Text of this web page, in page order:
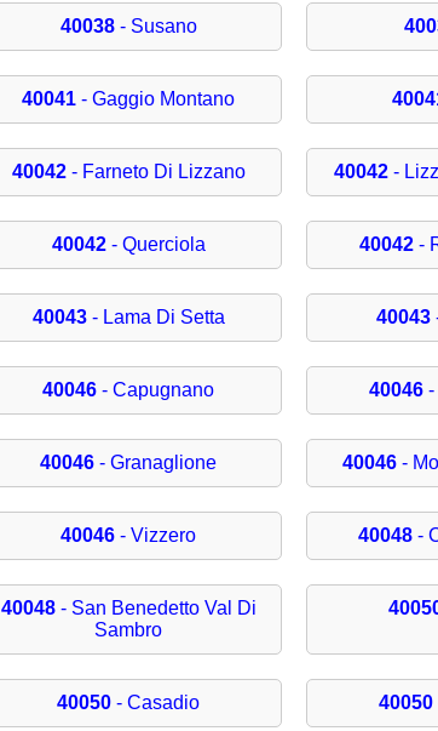
40038- Susano
40041 - Gaggio Montano
40042- Farneto Di Lizzano 40042-
40042- Querciola 40042 -
40043- Lama Di Setta 40043
40046 - Capugnano 40046-
40046 - Granaglione 40046-
40046 - Vizzero 40048-
40048- San Benedetto Val Di
Sambro
40050 - Casadio 40050